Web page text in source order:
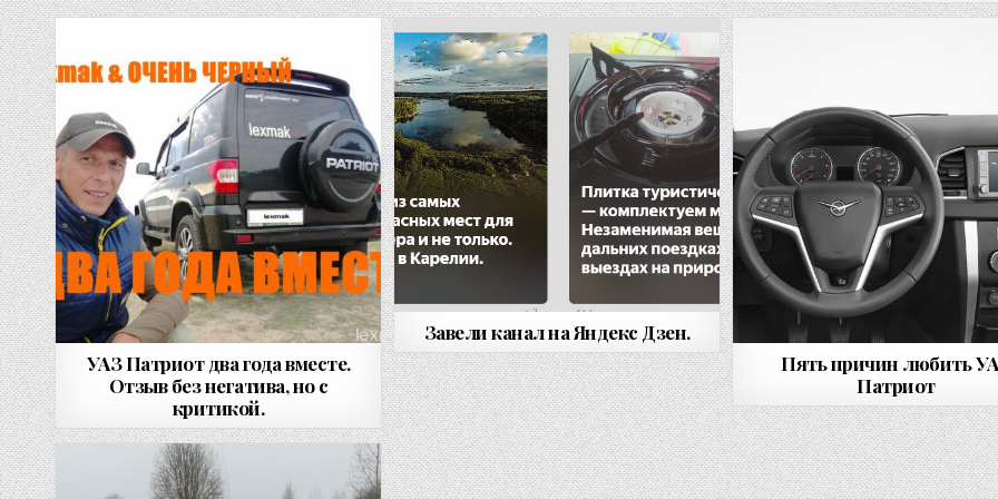
УАЗ Патриот два года вместе.
Отзыв без негатива, но с
критикой.
Завели канал на Яндекс Дзен.
Пять причин любить
Патриот